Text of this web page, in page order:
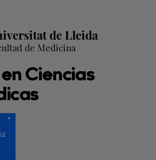
de Lleida
de Medicina
Ciencias